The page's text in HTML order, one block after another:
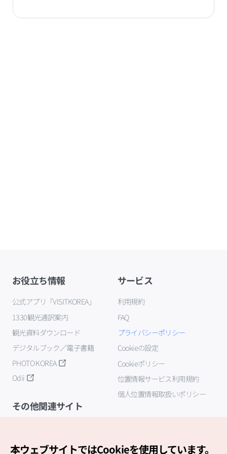
お役立ち情報
公式アプリ「VISITKOREA」
1330観光通訳案内
観光資料ダウンロード
デジタルブック／電子書籍
PHOTO KOREA
Odii
サービス
利用規約
FAQ
プライバシーポリシー
Cookieの設定
Cookieポリシー
位置情報サービス利用規約
個人位置情報取扱いポリシー
その他関連サイト
本ウェブサイトではCookieを使用しています。